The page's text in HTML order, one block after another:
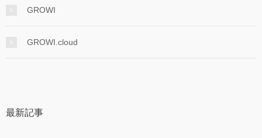
GROWI
GROWI.cloud
最新記事